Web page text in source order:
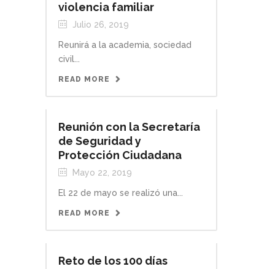
violencia familiar
Julio 26, 2019
Reunirá a la academia, sociedad
civil...
READ MORE
Reunión con la Secretaría
de Seguridad y
Protección Ciudadana
Mayo 22, 2019
El 22 de mayo se realizó una...
READ MORE
Reto de los 100 días